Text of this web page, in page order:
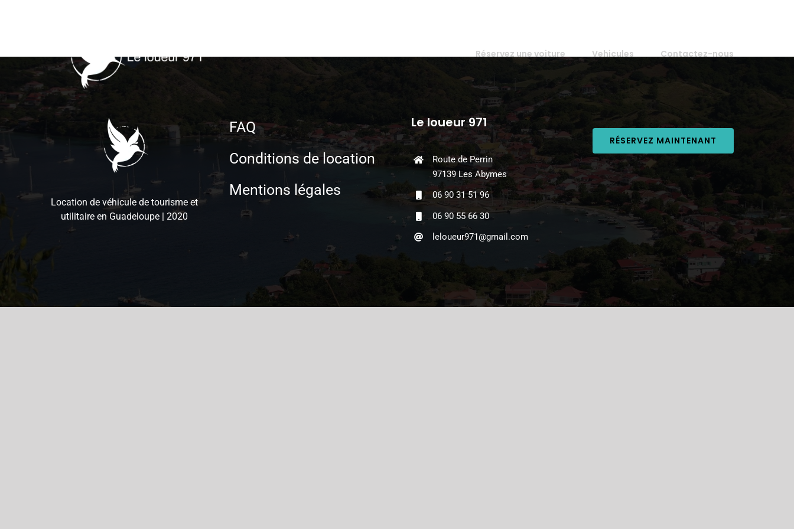
Réservez une voiture Vehicules Contactez-nous
Location de véhicule de tourisme et
utilitaire en Guadeloupe | 2020
FAQ
Conditions de location
Mentions légales
Le loueur 971
Route de Perrin
97139 Les Abymes
06 90 31 51 96
06 90 55 66 30
leloueur971@gmail.com
RÉSERVEZ MAINTENANT